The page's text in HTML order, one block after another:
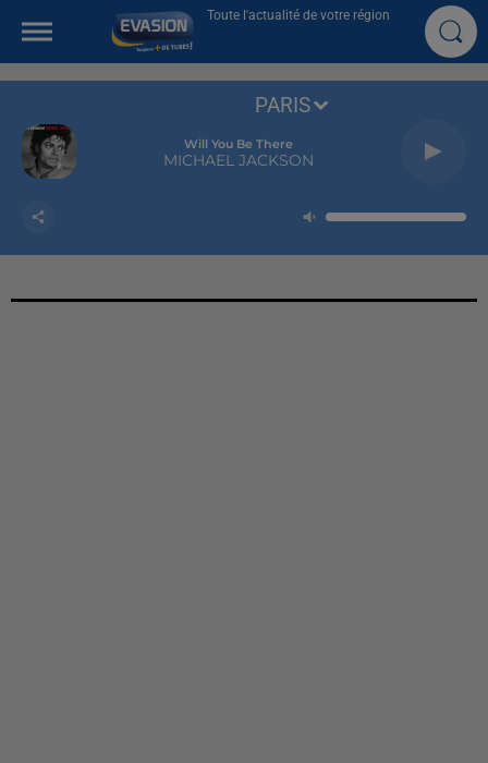
Toute l'actualité de votre région
Will You Be There
MICHAEL JACKSON
PARIS